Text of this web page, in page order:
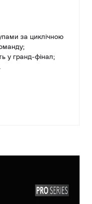
за циклічною
у гранд-фінал;